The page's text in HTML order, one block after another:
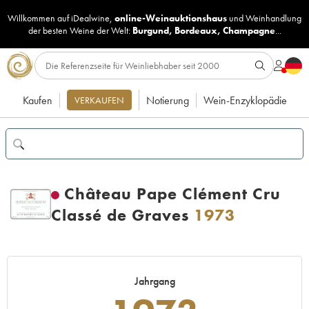
Willkommen auf iDealwine, online-Weinauktionshaus undWeinhandlung
der besten Weine der Welt: Burgund, Bordeaux, Champagne...
Kaufen VERKAUFEN Notierung Wein-Enzyklopädie
Château Pape Clément Cru
Classé de Graves 1973
Jahrgang